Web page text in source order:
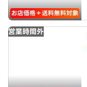
お店価格＋送料無料対象
営業時間外